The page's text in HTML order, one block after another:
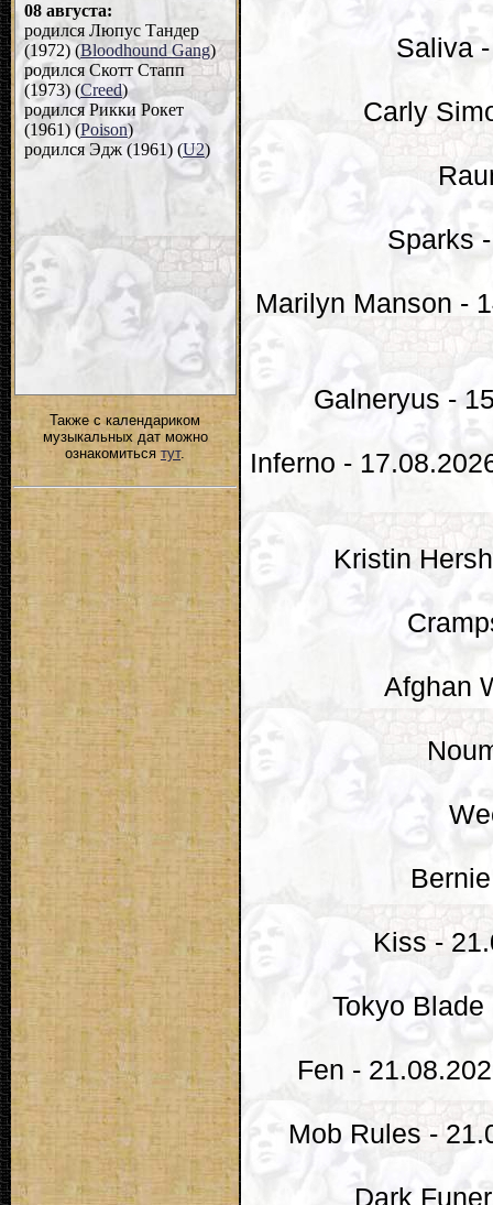
Также с календариком
музыкальных дат можно
ознакомиться тут.
Saliva
Carly
Sparks
Marilyn Manson -
Galneryus -
Inferno -
Kristin
Afghan
Kiss -
Tokyo
Fen -
Mob Rules -
Dark